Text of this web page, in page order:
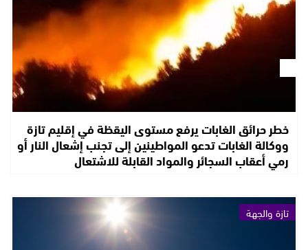
خطر حرائق الغابات يرفع مستوى اليقظة في إقليم تازة
ووكالة الغابات تدعو المواطينين إلى تجنب إشعال النار أو
رمي أعقاب السجائر والمواد القابلة للاشتعال
تازة والجهة